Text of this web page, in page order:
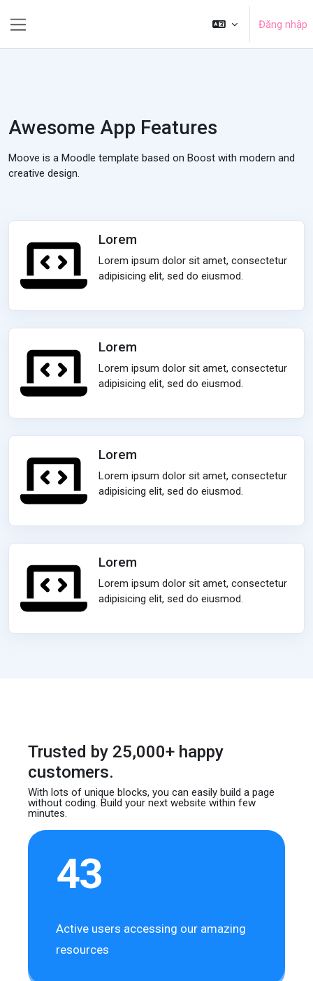
Đăng nhập
Awesome App Features
Moove is a Moodle template based on Boost with modern and
creative design.
Lorem
Lorem ipsum dolor sit amet, consectetur
adipisicing elit, sed do eiusmod.
Lorem
Lorem ipsum dolor sit amet, consectetur
adipisicing elit, sed do eiusmod.
Lorem
Lorem ipsum dolor sit amet, consectetur
adipisicing elit, sed do eiusmod.
Lorem
Lorem ipsum dolor sit amet, consectetur
adipisicing elit, sed do eiusmod.
Trusted by 25,000+ happy
customers.
With lots of unique blocks, you can easily builda page
without coding. Build your next websitewithin few
minutes.
43
Active users accessing our amazing
resources